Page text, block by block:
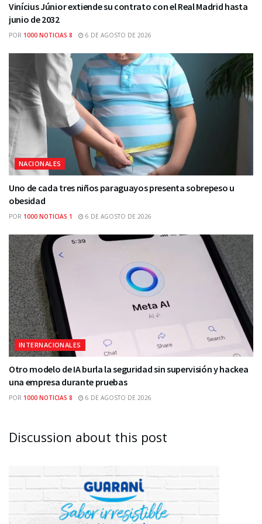
Vinícius Júnior extiende su contrato con el Real Madrid hasta
junio de 2032
POR 1000 NOTICIAS 8 6 DE AGOSTO DE 2026
NACIONALES
Uno de cada tres niños paraguayos presenta sobrepeso u
obesidad
POR 1000 NOTICIAS 1 6 DE AGOSTO DE 2026
INTERNACIONALES
Otro modelo de IA burla la seguridad sin supervisión y hackea
una empresa durante pruebas
POR 1000 NOTICIAS 8 6 DE AGOSTO DE 2026
Discussion about this post